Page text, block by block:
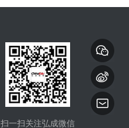
扫一扫关注弘成微信